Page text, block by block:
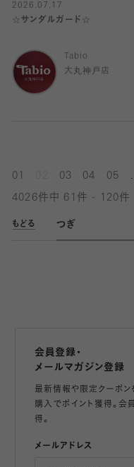
2026.07.17
☆サンダルガード☆
Tabio
大丸神戸店
01 03 04 05
4026件中 61件 - 120件
もどる つぎ
会員登録・
メールマガジン登録
最新情報や限定クーポン
購入でポイント獲得。会
得。
メールアドレス